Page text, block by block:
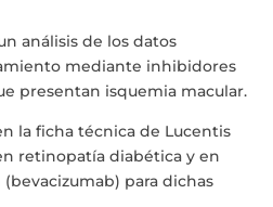
análisis de los datos
mediante inhibidores
presentan isquemia macular.
la ficha técnica de Lucentis
retinopatía diabética y en
para dichas